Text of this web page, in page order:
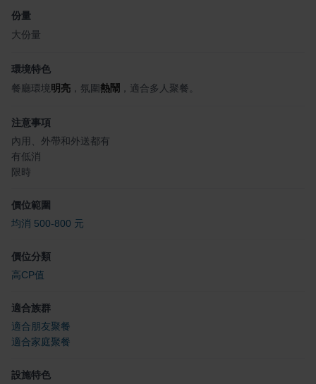
份量
大份量
環境特色
餐廳環境明亮 ，氛圍熱鬧 ，適合多人聚餐。
注意事項
內用、外帶和外送都有
有低消
限時
價位範圍
均消 500-800 元
價位分類
高CP值
適合族群
適合朋友聚餐
適合家庭聚餐
設施特色